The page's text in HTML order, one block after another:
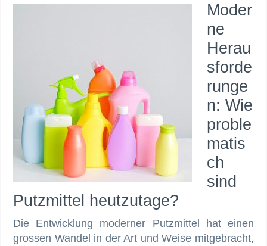
Moder
ne
Herau
sforde
runge
n: Wie
proble
matis
ch
sind
Putzmittel heutzutage?
Die Entwicklung moderner Putzmittel hat einen
grossen Wandel in der Art und Weise mitgebracht,